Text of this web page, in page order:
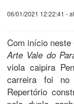
06/01/2021 12:22:41 -
Com início neste
Arte Vale do
viola caipira
carreira foi
Repertório